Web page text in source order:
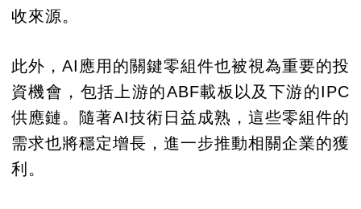
收來源。
此外，AI應用的關鍵零組件也被視為重要的投
資機會，包括上游的ABF載板以及下游的IPC
供應鏈。隨著AI技術日益成熟，這些零組件的
需求也將穩定增長，進一步推動相關企業的獲
利。